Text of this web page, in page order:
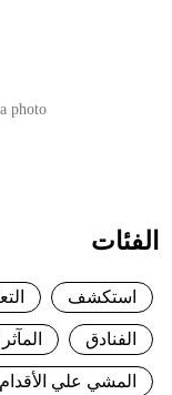
photo
الفئات
استكشف
الفنادق
المشي علي الأقدام